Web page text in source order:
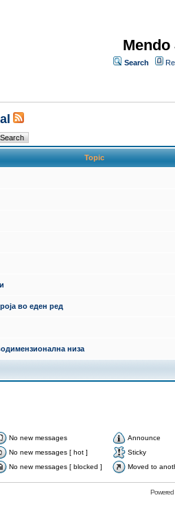
Search
Topic
во еден ред
низа
No new messages
Announce
No new messages [ hot ]
Sticky
No new messages [ blocked ] Moved to